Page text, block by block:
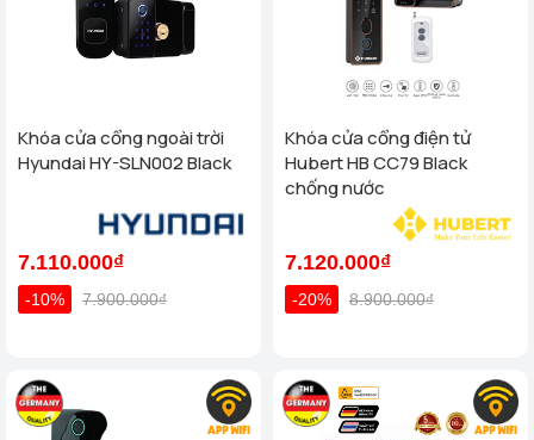
Khóa cửa cổng ngoài trời
Hyundai HY-SLN002 Black
7.110.000₫
-10% 7.900.000₫
Khóa cửa cổng điện tử
Hubert HB CC79 Black
chống nước
7.120.000₫
-20% 8.900.000₫